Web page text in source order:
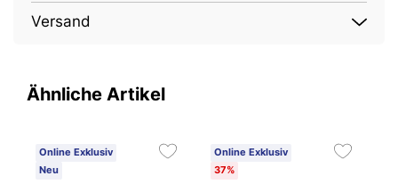
Versand
Ähnliche Artikel
Online Exklusiv
Neu
Online Exklusiv
37%